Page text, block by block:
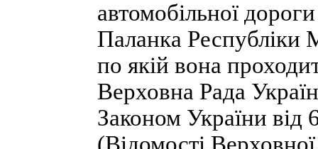
автомобільної
Паланка Республіки
по якій вона
Верховна Рада
Законом України від